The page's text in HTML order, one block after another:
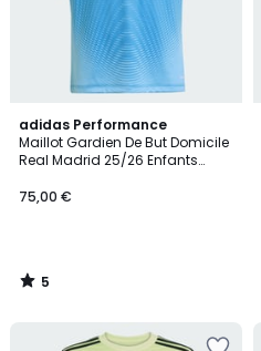
adidas Performance
Maillot Gardien De But Domicile
Real Madrid 25/26 Enfants
Real Madrid 25/26 Enfants
75,00 €
5
/
5
5
/